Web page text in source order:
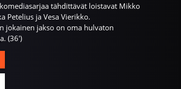
tähdittävät loistavat Mikko
Petelius ja Vesa Vierikko.
jokainen jakso on oma hulvaton
(36')